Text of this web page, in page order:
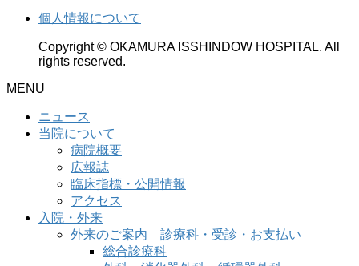
個人情報について
Copyright © OKAMURA ISSHINDOW HOSPITAL. All
rights reserved.
MENU
ニュース
当院について
病院概要
広報誌
臨床指標・公開情報
アクセス
入院・外来
外来のご案内 診療科・受診・お支払い
総合診療科